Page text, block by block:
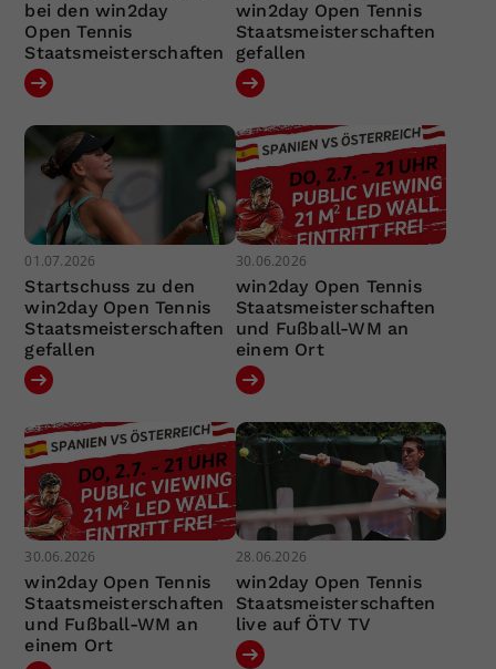
bei den win2day
Open Tennis
Staatsmeisterschaften
win2day Open Tennis
Staatsmeisterschaften
gefallen
01.07.2026
Startschuss zu den
win2day Open Tennis
Staatsmeisterschaften
gefallen
30.06.2026
win2day Open Tennis
Staatsmeisterschaften
und Fußball-WM an
einem Ort
30.06.2026
win2day Open Tennis
Staatsmeisterschaften
und Fußball-WM an
einem Ort
28.06.2026
win2day Open Tennis
Staatsmeisterschaften
live auf ÖTV TV